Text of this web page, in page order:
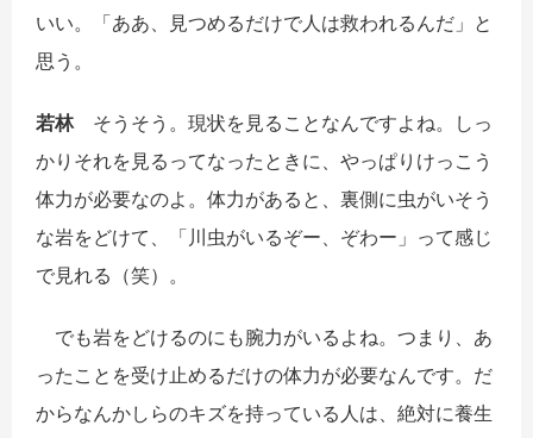
いい。「ああ、見つめるだけで人は救われるんだ」と
思う。
若林そうそう。現状を見ることなんですよね。しっ
かりそれを見るってなったときに、やっぱりけっこう
体力が必要なのよ。体力があると、裏側に虫がいそう
な岩をどけて、「川虫がいるぞー、ぞわー」って感じ
で見れる（笑）。
でも岩をどけるのにも腕力がいるよね。つまり、あ
ったことを受け止めるだけの体力が必要なんです。だ
からなんかしらのキズを持っている人は、絶対に養生